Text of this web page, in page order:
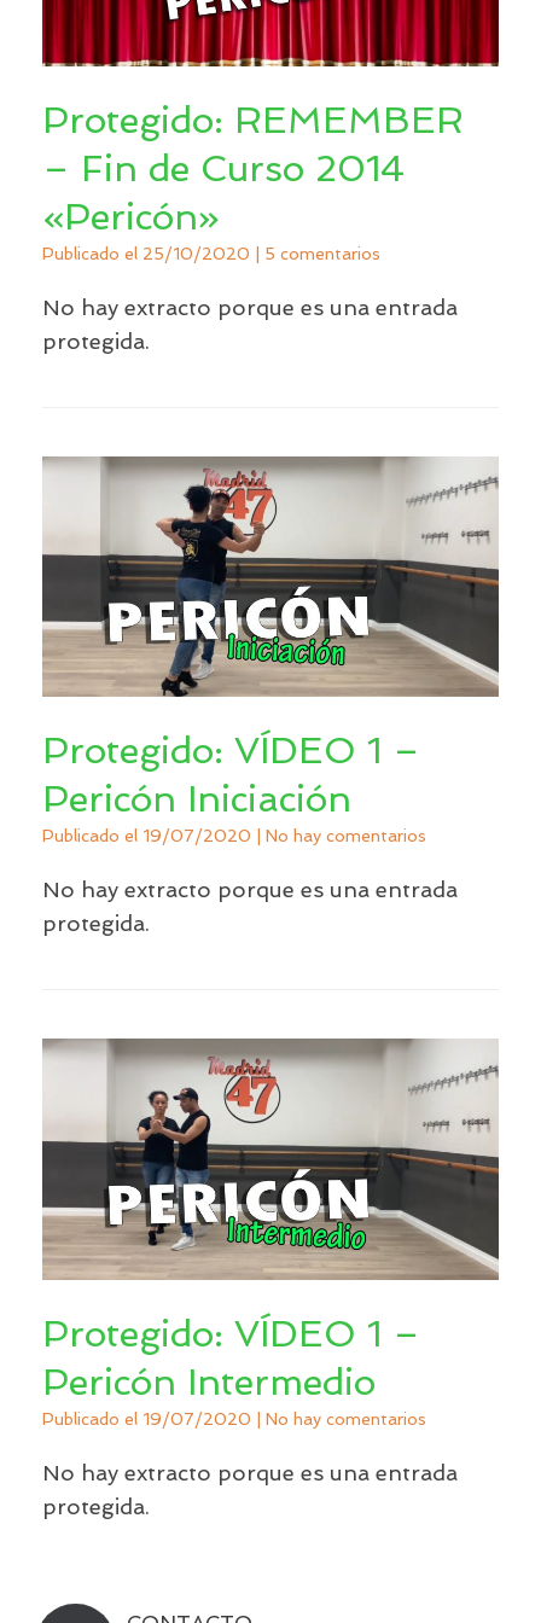
Protegido: REMEMBER
– Fin de Curso 2014
«Pericón»
Publicado el 25/10/2020 | 5 comentarios
No hay extracto porque es una entrada
protegida.
Protegido: VÍDEO 1 –
Pericón Iniciación
Publicado el 19/07/2020 No hay comentarios
No hay extracto porque es una entrada
protegida.
Protegido: VÍDEO 1 –
Pericón Intermedio
Publicado el 19/07/2020 | No hay comentarios
No hay extracto porque es una entrada
protegida.